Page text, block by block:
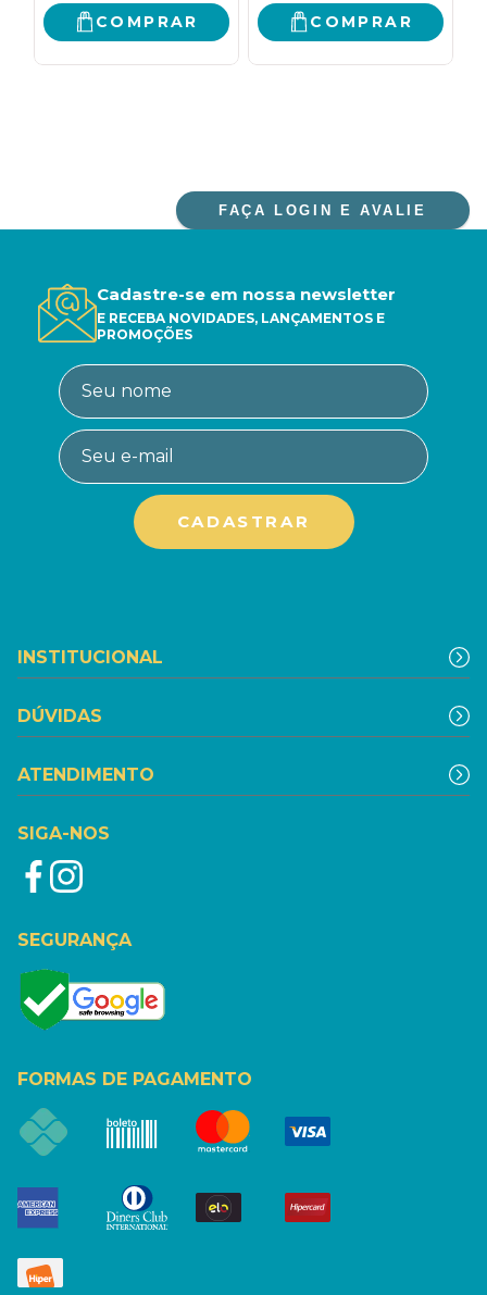
COMPRAR COMPRAR
FAÇA LOGIN E AVALIE
Cadastre-se em nossa newsletter
E RECEBA NOVIDADES, LANÇAMENTOS E
PROMOÇÕES
INSTITUCIONAL
DÚVIDAS
ATENDIMENTO
SIGA-NOS
SEGURANÇA
FORMAS DE PAGAMENTO